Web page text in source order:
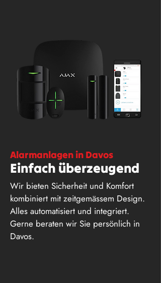
Alarmanlagen in Davos
Einfach überzeugend
Wir bieten Sicherheit und Komfort
kombiniert mit zeitgemässem Design.
Alles automatisiert und integriert.
Gerne beraten wir Sie persönlich in
Davos.